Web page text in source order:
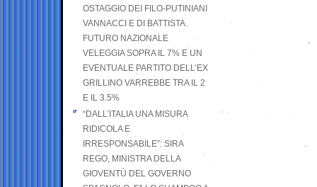
OSTAGGIO DEI FILO-PUTINIANI
VANNACCI E DI BATTISTA.
FUTURO NAZIONALE
VELEGGIA SOPRA IL 7% E UN
EVENTUALE PARTITO DELL’EX
GRILLINO VARREBBE TRA IL 2
E IL 3.5%
“DALL’ITALIA UNA MISURA
RIDICOLA E
IRRESPONSABILE”: SIRA
REGO, MINISTRA DELLA
GIOVENTÙ DEL GOVERNO